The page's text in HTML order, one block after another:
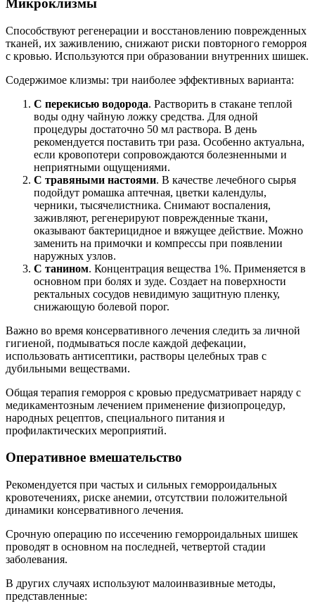
Микроклизмы
Способствуют регенерации и восстановлению поврежденных
тканей, их заживлению, снижают риски повторного геморроя
с кровью. Используются при образовании внутренних шишек.
Содержимое клизмы: три наиболее эффективных варианта:
С перекисью водорода. Растворить в стакане теплой
воды одну чайную ложку средства. Для одной
процедуры достаточно 50 мл раствора. В день
рекомендуется поставить три раза. Особенно актуальна,
если кровопотери сопровождаются болезненными и
неприятными ощущениями.
С травяными настоями. В качестве лечебного сырья
подойдут ромашка аптечная, цветки календулы,
черники, тысячелистника. Снимают воспаления,
заживляют, регенерируют поврежденные ткани,
оказывают бактерицидное и вяжущее действие. Можно
заменить на примочки и компрессы при появлении
наружных узлов.
С танином. Концентрация вещества 1%. Применяется в
основном при болях и зуде. Создает на поверхности
ректальных сосудов невидимую защитную пленку,
снижающую болевой порог.
Важно во время консервативного лечения следить за личной
гигиеной, подмываться после каждой дефекации,
использовать антисептики, растворы целебных трав с
дубильными веществами.
Общая терапия геморроя с кровью предусматривает наряду с
медикаментозным лечением применение физиопроцедур,
народных рецептов, специального питания и
профилактических мероприятий.
Оперативное вмешательство
Рекомендуется при частых и сильных геморроидальных
кровотечениях, риске анемии, отсутствии положительной
динамики консервативного лечения.
Срочную операцию по иссечению геморроидальных шишек
проводят в основном на последней, четвертой стадии
заболевания.
В других случаях используют малоинвазивные методы,
представленные: